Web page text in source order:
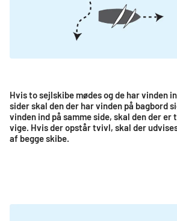
Hvis to sejlskibe mødes og de har vinden
sider skal den der har vinden på bagbord
vinden ind på samme side, skal den der
vige. Hvis der opstår tvivl, skal der
af begge skibe.